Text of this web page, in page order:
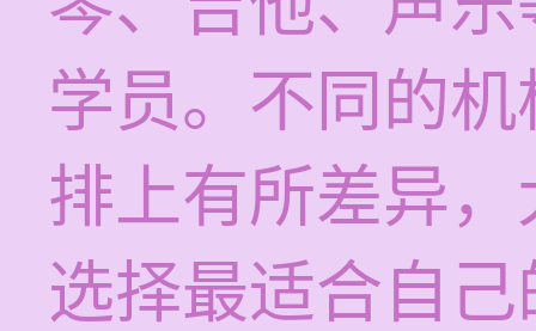
学员。不同的
排上有所差异
选择最适合自